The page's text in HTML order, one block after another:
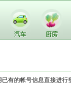
有的帐号信息直接进行